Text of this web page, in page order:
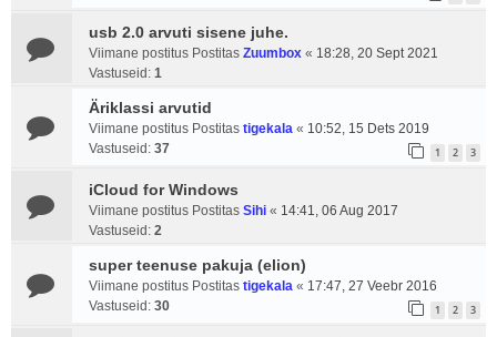
usb 2.0 arvuti sisene juhe.
Viimane postitus Postitas Zuumbox « 18:28, 20 Sept 2021
Vastuseid: 1
Äriklassi arvutid
Viimane postitus Postitas tigekala « 10:52, 15 Dets 2019
Vastuseid: 37 1 2 3
iCloud for Windows
Viimane postitus Postitas Sihi « 14:41, 06 Aug 2017
Vastuseid: 2
super teenuse pakuja (elion)
Viimane postitus Postitas tigekala « 17:47, 27 Veebr 2016
Vastuseid: 30 1 2 3